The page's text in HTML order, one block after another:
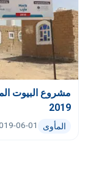
مشروع البيوت
2019
المأوى 06-01